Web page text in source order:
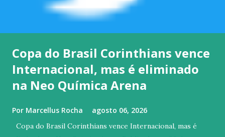
Copa do Brasil Corinthians vence
Internacional, mas é eliminado
na Neo Química Arena
Por Marcellus Rocha agosto 06, 2026
Copa do Brasil Corinthians vence Internacional, mas é